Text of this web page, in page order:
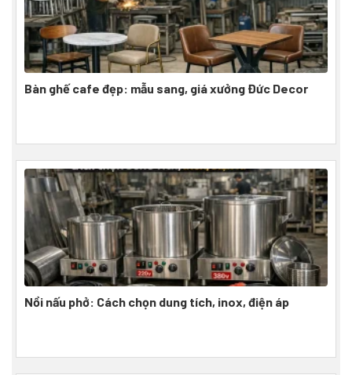
Bàn ghế cafe đẹp: mẫu sang, giá xưởng Đức Decor
Nồi nấu phở: Cách chọn dung tích, inox, điện áp